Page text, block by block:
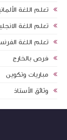
تعلم اللغة
تعلم اللغة
تعلم اللغة
فرص بالخارج
مباريات وتكوين
وثائق الأستاذ